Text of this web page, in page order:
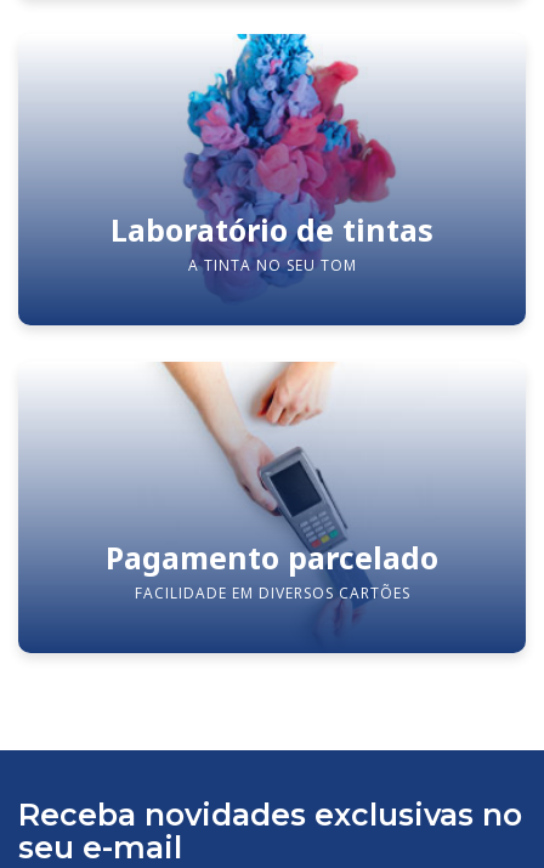
Laboratório de tintas
A TINTA NO SEU TOM
Pagamento parcelado
FACILIDADE EM DIVERSOS CARTÕES
Receba novidades exclusivas no
seu e-mail